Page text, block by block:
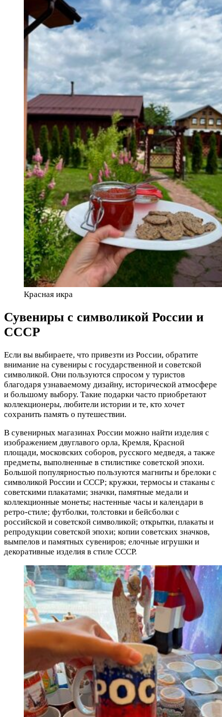
Красная икра
Сувениры с символикой России и
СССР
Если вы выбираете, что привезти из России, обратите
внимание на сувениры с государственной и советской
символикой. Они пользуются спросом у туристов
благодаря узнаваемому дизайну, исторической атмосфере
и большому выбору. Такие подарки часто приобретают
коллекционеры, любители истории и те, кто хочет
сохранить память о путешествии.
В сувенирных магазинах России можно найти изделия с
изображением двуглавого орла, Кремля, Красной
площади, московских соборов, русского медведя, а также
предметы, выполненные в стилистике советской эпохи.
Большой популярностью пользуются магниты и брелоки с
символикой России и СССР; кружки, термосы и стаканы с
советскими плакатами; значки, памятные медали и
коллекционные монеты; настенные часы и календари в
ретро-стиле; футболки, толстовки и бейсболки с
российской и советской символикой; открытки, плакаты и
репродукции советской эпохи; копии советских значков,
вымпелов и памятных сувениров; елочные игрушки и
декоративные изделия в стиле СССР.